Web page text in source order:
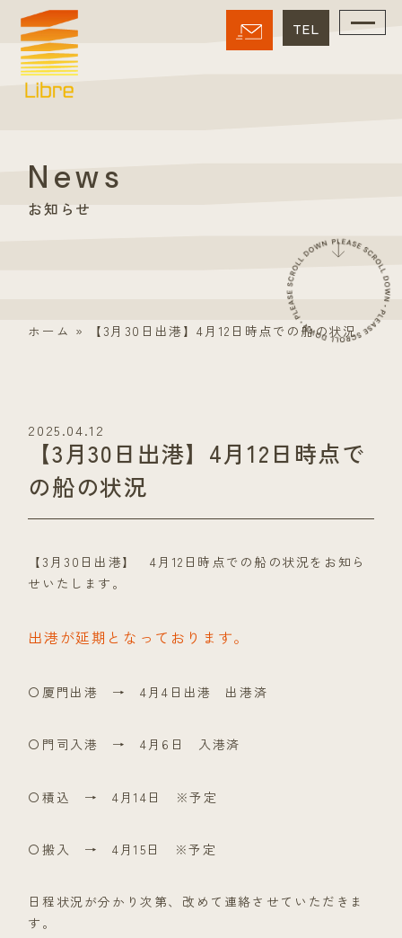
News
お知らせ
ホーム » 【3月30日出港】4月12日時点での船の状況
2025.04.12
【3月30日出港】4月12日時点で
の船の状況
【3月30日出港】 4月12日時点での船の状況をお知ら
せいたします。
出港が延期となっております。
〇厦門出港 → 4月4日出港 出港済
〇門司入港 → 4月6日 入港済
〇積込 → 4月14日 ※予定
〇搬入 → 4月15日 ※予定
日程状況が分かり次第、改めて連絡させていただきま
す。